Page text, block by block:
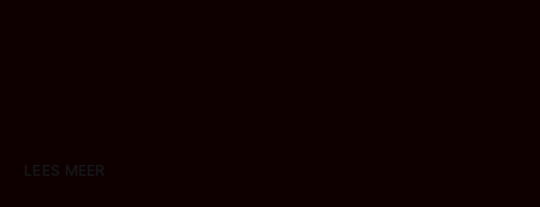
LEES MEER